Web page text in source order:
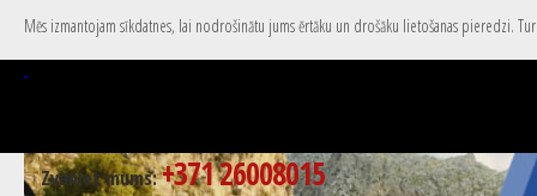
Mēs izmantojam sīkdatnes, lai nodrošinātu jums ērtāku un drošāku lietošanas pieredzi.
Zvaniet mums:+371 26008015